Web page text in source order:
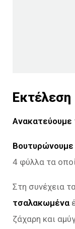
Εκτέλεση
Ανακατεύουμε
Βουτυρώνουμε
4 φύλλα τα
Στη συνέχεια
τσαλακωμένα
ζάχαρη και